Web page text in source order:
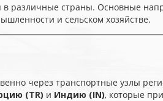
в различные страны. Основные
и сельском хозяйстве.
через транспортные узлы
(TR) и Индию (IN), которые